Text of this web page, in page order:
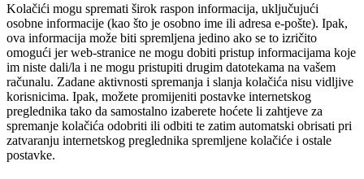
Kolačići mogu spremati širok raspon informacija, uključujući
osobne informacije (kao što je osobno ime ili adresa e-pošte). Ipak,
ova informacija može biti spremljena jedino ako se to izričito
omogući jer web-stranice ne mogu dobiti pristup informacijama koje
im niste dali/la i ne mogu pristupiti drugim datotekama na vašem
računalu. Zadane aktivnosti spremanja i slanja kolačića nisu vidljive
korisnicima. Ipak, možete promijeniti postavke internetskog
preglednika tako da samostalno izaberete hoćete li zahtjeve za
spremanje kolačića odobriti ili odbiti te zatim automatski obrisati pri
zatvaranju internetskog preglednika spremljene kolačiće i ostale
postavke.